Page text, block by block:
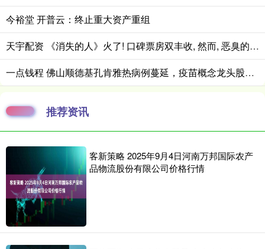
今裕堂 开普云：终止重大资产重组
天宇配资 《消失的人》火了! 口碑票房双丰收, 然而, 恶臭的事情还是发生了
一点钱程 佛山顺德基孔肯雅热病例蔓延，疫苗概念龙头股掀涨停潮，疫苗ETF（159643）涨超5%
推荐资讯
客新策略 2025年9月4日河南万邦国际农产
品物流股份有限公司价格行情